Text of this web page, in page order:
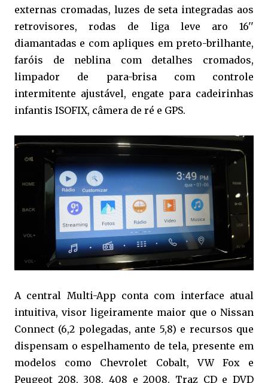
externas cromadas, luzes de seta integradas aos
retrovisores, rodas de liga leve aro 16''
diamantadas e com apliques em preto-brilhante,
faróis de neblina com detalhes cromados,
limpador de para-brisa com controle
intermitente ajustável, engate para cadeirinhas
infantis ISOFIX, câmera de ré e GPS.
A central Multi-App conta com interface atual
intuitiva, visor ligeiramente maior que o Nissan
Connect (6,2 polegadas, ante 5,8) e recursos que
dispensam o espelhamento de tela, presente em
modelos como Chevrolet Cobalt, VW Fox e
Peugeot 208, 308, 408 e 2008. Traz CD e DVD